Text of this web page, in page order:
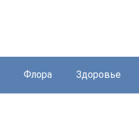
Флора Здоровье